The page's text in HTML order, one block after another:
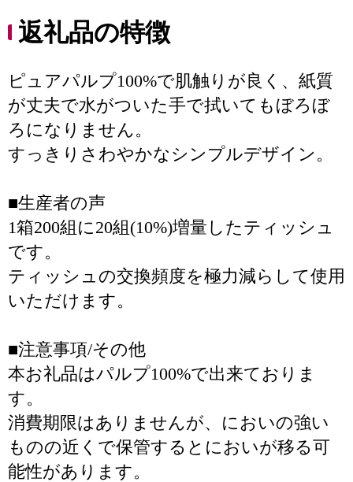
返礼品の特徴
ピュアパルプ100%で肌触りが良く、紙質
が丈夫で水がついた手で拭いてもぼろぼ
ろになりません。
すっきりさわやかなシンプルデザイン。
■生産者の声
1箱200組に20組(10%)増量したティッシュ
です。
ティッシュの交換頻度を極力減らして使用
いただけます。
■注意事項/その他
本お礼品はパルプ100%で出来ておりま
す。
消費期限はありませんが、においの強い
ものの近くで保管するとにおいが移る可
能性があります。